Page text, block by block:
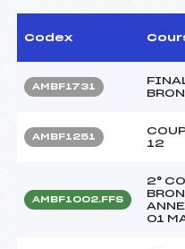
Codex
AMBF1731
AMBF1251
12
AMBF1002.FFS
2°
01